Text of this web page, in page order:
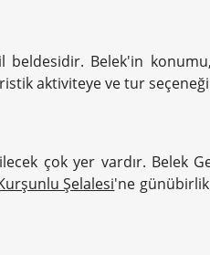
beldesidir. Belek'in
aktiviteye ve tur
çok yer vardır. Belek
Şelalesi'ne